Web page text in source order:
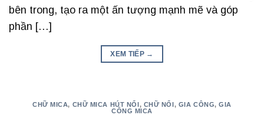
bên trong, tạo ra một ấn tượng mạnh mẽ và góp
phần […]
XEM TIẾP →
CHỮ MICA, CHỮ MICA HÚT NỔI, CHỮ NỔI, GIA CÔNG,GIA
CÔNG MICA